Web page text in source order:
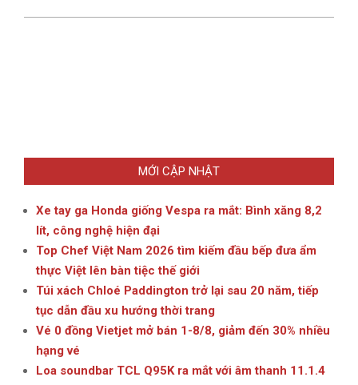
MỚI CẬP NHẬT
Xe tay ga Honda giống Vespa ra mắt: Bình xăng 8,2
lít, công nghệ hiện đại
Top Chef Việt Nam 2026 tìm kiếm đầu bếp đưa ẩm
thực Việt lên bàn tiệc thế giới
Túi xách Chloé Paddington trở lại sau 20 năm, tiếp
tục dẫn đầu xu hướng thời trang
Vé 0 đồng Vietjet mở bán 1-8/8, giảm đến 30% nhiều
hạng vé
Loa soundbar TCL Q95K ra mắt với âm thanh 11.1.4